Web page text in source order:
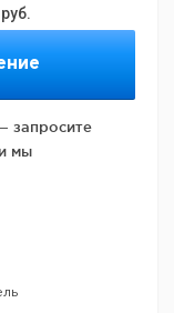
руб.
запросите
мы